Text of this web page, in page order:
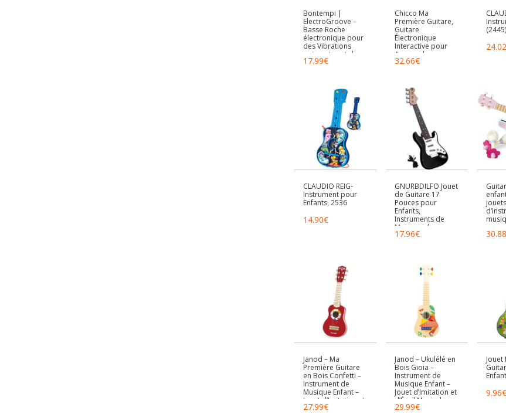
Bontempi |
ElectroGroove –
Basse Roche
électronique pour
des Vibrations
puissantes et des
rythmes innovants
17.99€
Chicco Ma
Première Guitare,
Guitare
Électronique
Interactive pour
Apprendre
Instruments et
Évolutif, 3 Modes
de Jeu, +90 Sons et
Mélodies, pour
Enfants 9 Mois à 4
32.66€
(2445)
24.02
CLAUDIO REIG-
Instrument pour
Enfants, 2536
14.90€
GNURBDILFO Jouet
de Guitare 17
Pouces pour
Enfants,
Instruments de
Musique de
Guitare Électrique
Électronique
Portable et Facile à
Installer, A
17.96€
jouets
avec
tout-
ans,
30.88
Janod – Ma
Première Guitare
en Bois Confetti –
Instrument de
Musique Enfant –
Jouet d’Imitation et
d’Éveil Musical –
27.99€
Janod – Ukulélé en
Bois Gioia –
Instrument de
Musique Enfant –
Jouet d’Imitation et
d’Éveil Musical –
Peinture à l’eau –
29.99€
Jouet
9.96€